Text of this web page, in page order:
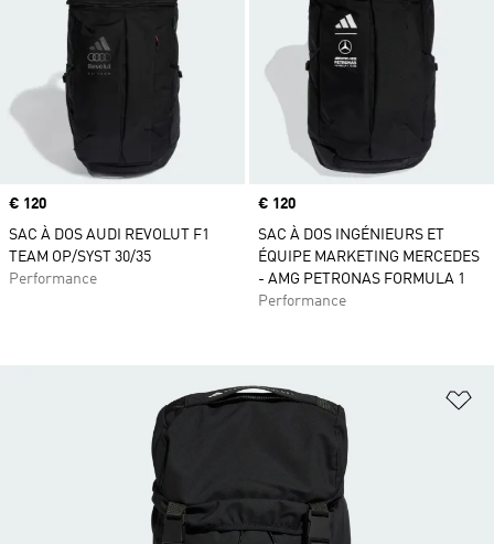
Prix
€ 120
SAC À DOS AUDI REVOLUT F1
TEAM OP/SYST 30/35
Performance
Prix
€ 120
SAC À DOS INGÉNIEURS ET
ÉQUIPE MARKETING MERCEDES
- AMG PETRONAS FORMULA 1
Performance